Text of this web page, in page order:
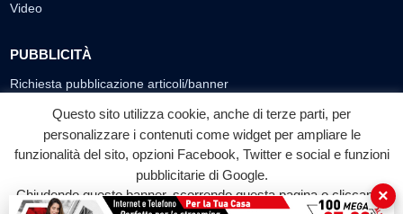
Video
PUBBLICITÀ
Richiesta pubblicazione articoli/banner
SEGUICI SUI SOCIAL
f
Facebook
◎ ▶
YouTube
Questo sito utilizza cookie, anche di terze parti, per
personalizzare i contenuti come widget per ampliare le
funzionalità del sito, opzioni Facebook, Twitter e social e funzioni
pubblicitarie di Google.
Chiudendo questo banner, scorrendo questa pagina o cliccando
×